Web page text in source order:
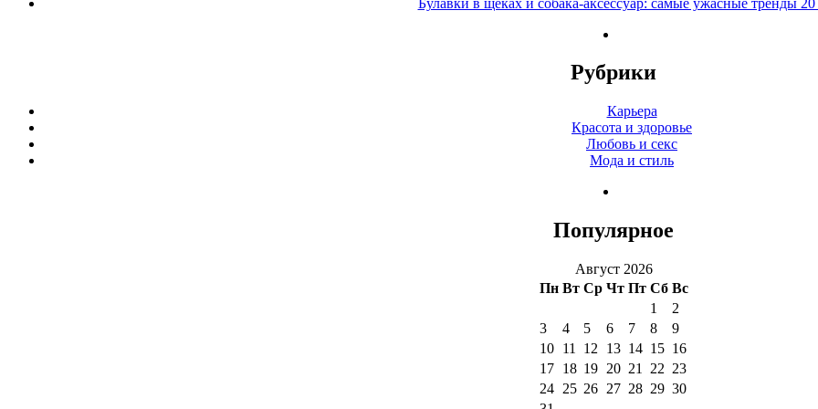
Рубрики
Карьера
Красота и здоровье
Любовь и секс
Мода и стиль
Популярное
Август 2026
Пн Вт Ср Чт Пт Сб Вс
1
2
3
4 5 6 7 8
9
10
11 12 13 14 15 16
17
18 19 20 21 22 23
24
25 26 27 28 29 30